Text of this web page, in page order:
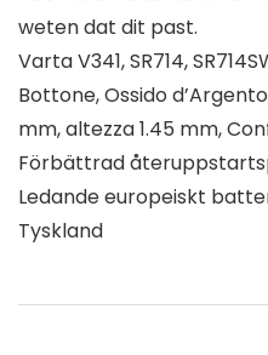
weten dat dit past.
Varta V341, SR714,
Bottone, Ossido
mm, altezza 1.45 mm,
Förbättrad
Ledande europeiskt
Tyskland